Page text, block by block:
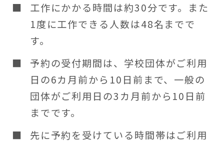
工作にかかる時間は約30分です。また
1度に工作できる人数は48名までで
す。
予約の受付期間は、学校団体がご利用
日の6カ月前から10日前まで、一般の
団体がご利用日の3カ月前から10日前
までです。
先に予約を受けている時間帯はご利用